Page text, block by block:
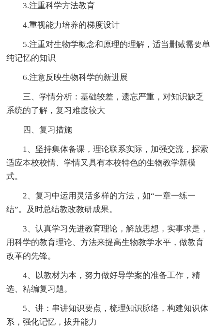
3.注重科学方法教育
4.重视能力培养的梯度设计
5.注重对生物学概念和原理的理解，适当删减需要单
纯记忆的知识
6.注意反映生物科学的新进展
三、学情分析：基础较差，遗忘严重，对知识缺乏
系统的了解，复习难度较大
四、复习措施
1、坚持集体备课，理论联系实际，加强交流，探索
适应本校校情、学情又具有本校特色的生物教学新模
式。
2、复习中运用灵活多样的方法，如“一章一练一
结”。及时总结教改教研成果。
3、认真学习先进教育理论，解放思想，实事求是，
用科学的教育理论、方法来提高生物教学水平，做教育
改革的先锋。
4、以教材为本，努力做好导学案的准备工作，精
选、精编复习题。
5、讲：串讲知识要点，梳理知识脉络，构建知识体
系，强化记忆，拔升能力